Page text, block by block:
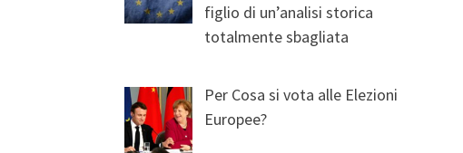
figlio di un’analisi storica
totalmente sbagliata
Per Cosa si vota alle Elezioni
Europee?